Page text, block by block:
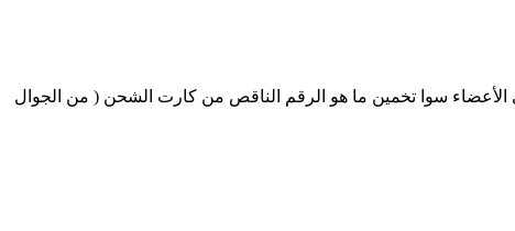
سوا تخمين ما هو الرقم الناقص من كارت الشحن ( من الجوال